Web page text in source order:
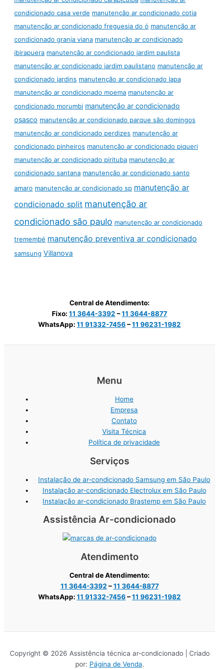
condicionado casa verde manutenção ar condicionado cotia
manutenção ar condicionado freguesia do ó manutenção ar
condicionado granja viana manutenção ar condicionado
ibirapuera manutenção ar condicionado jardim paulista
manutenção ar condicionado jardim paulistano manutenção ar
condicionado jardins manutenção ar condicionado lapa
manutenção ar condicionado moema manutenção ar
condicionado morumbi manutenção ar condicionado
osasco manutenção ar condicionado parque são domingos
manutenção ar condicionado perdizes manutenção ar
condicionado pinheiros manutenção ar condicionado piqueri
manutenção ar condicionado pirituba manutenção ar
condicionado santana manutenção ar condicionado santo
amaro manutenção ar condicionado sp manutenção ar
condicionado split manutenção ar
condicionado são paulo manutenção ar condicionado
tremembé manutenção preventiva ar condicionado
samsung Villanova
Central de Atendimento:
Fixo: 11 3644-3392 –11 3644-8877
WhatsApp: 11 91332-7456–11 96231-1982
Menu
Home
Empresa
Contato
Visita Técnica
Política de privacidade
Serviços
Instalação de ar-condicionado Samsung em São Paulo
Instalação ar-condicionado Electrolux em São Paulo
Instalação ar-condicionado Brastemp em São Paulo
Assistência Ar-condicionado
Atendimento
Central de Atendimento:
11 3644-3392 –11 3644-8877
WhatsApp: 11 91332-7456–11 96231-1982
Copyright © 2026 Assistência técnica ar-condicionado | Criado
por: Página de Venda.